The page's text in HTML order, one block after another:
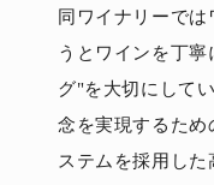
同ワイナリーで
うとワインを丁
グ"を大切にして
念を実現するため
ステムを採用し